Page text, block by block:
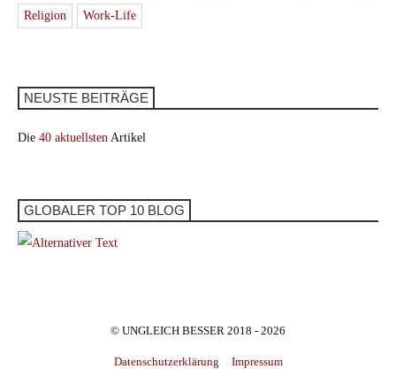
Religion Work-Life
NEUSTE BEITRÄGE
Die 40 aktuellsten Artikel
GLOBALER TOP 10 BLOG
© UNGLEICH BESSER 2018 - 2026
Datenschutzerklärung Impressum